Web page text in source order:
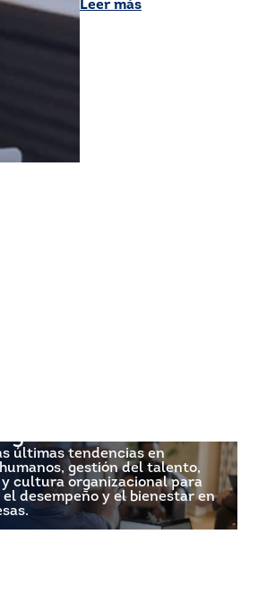
Leer más
últimas tendencias en
gestión del talento,
y cultura organizacional para
desempeño y el bienestar en